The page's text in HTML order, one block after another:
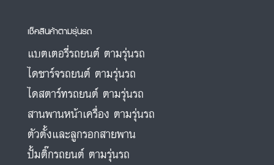
เช็คสินค้าตามรุ่นรถ
แบตเตอรี่รถยนต์ ตามรุ่นรถ
ไดชาร์จรถยนต์ ตามรุ่นรถ
ไดสตาร์ทรถยนต์ ตามรุ่นรถ
สานพานหน้าเครื่อง ตามรุ่นรถ
ตัวตั้งและลูกรอกสายพาน
ปั้มติ๊กรถยนต์ ตามรุ่นรถ